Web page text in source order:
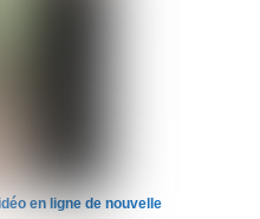
en ligne de nouvelle